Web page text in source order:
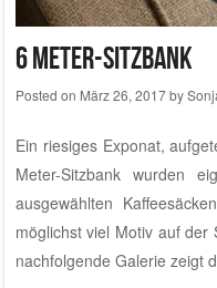
6 Meter-Sitzbank
Posted on März 26, 2017by
Ein riesiges Exponat,
Meter-Sitzbank wurden
ausgewählten
möglichst viel Motiv auf der
nachfolgende Galerie zeigt